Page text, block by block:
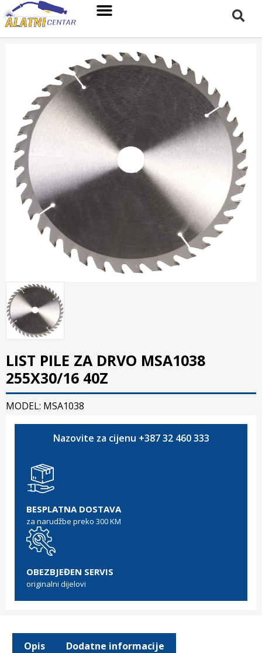
LIST PILE ZA DRVO MSA1038
255X30/16 40Z
MODEL: MSA1038
Nazovite za cijenu +387 32 460 333
BESPLATNA DOSTAVA
za narudžbe preko 300 KM
OBEZBJEĐEN SERVIS
originalni dijelovi
Opis Dodatne informacije